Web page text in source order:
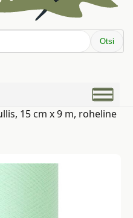
Otsi
15 cm x 9 m, roheline